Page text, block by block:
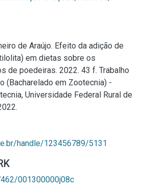
de Araújo. Efeito da adição de
em dietas sobre os
de poedeiras. 2022. 43 f. Trabalho
(Bacharelado em Zootecnia) -
Universidade Federal Rural de
handle/123456789/5131
001300000j08c